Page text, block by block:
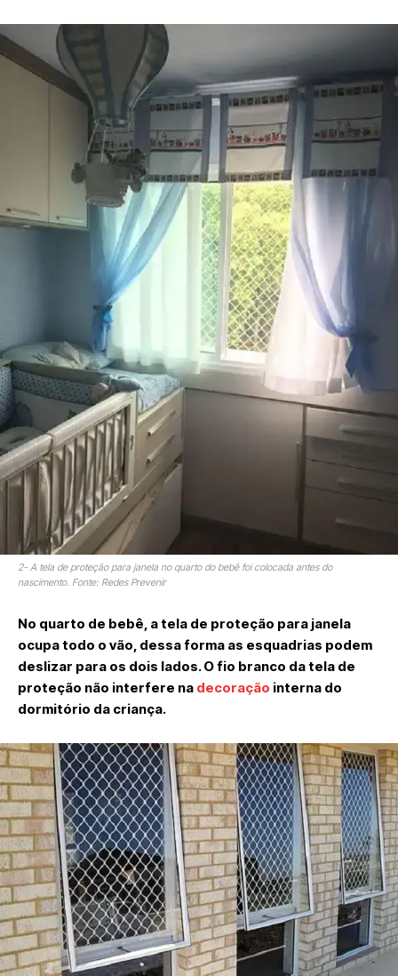
2- A tela de proteção para janela no quarto do bebê foi colocada antes do
nascimento. Fonte: Redes Prevenir
No quarto de bebê, a tela de proteção para janela
ocupa todo o vão, dessa forma as esquadrias podem
deslizar para os dois lados. O fio branco da tela de
proteção não interfere na decoração interna do
dormitório da criança.